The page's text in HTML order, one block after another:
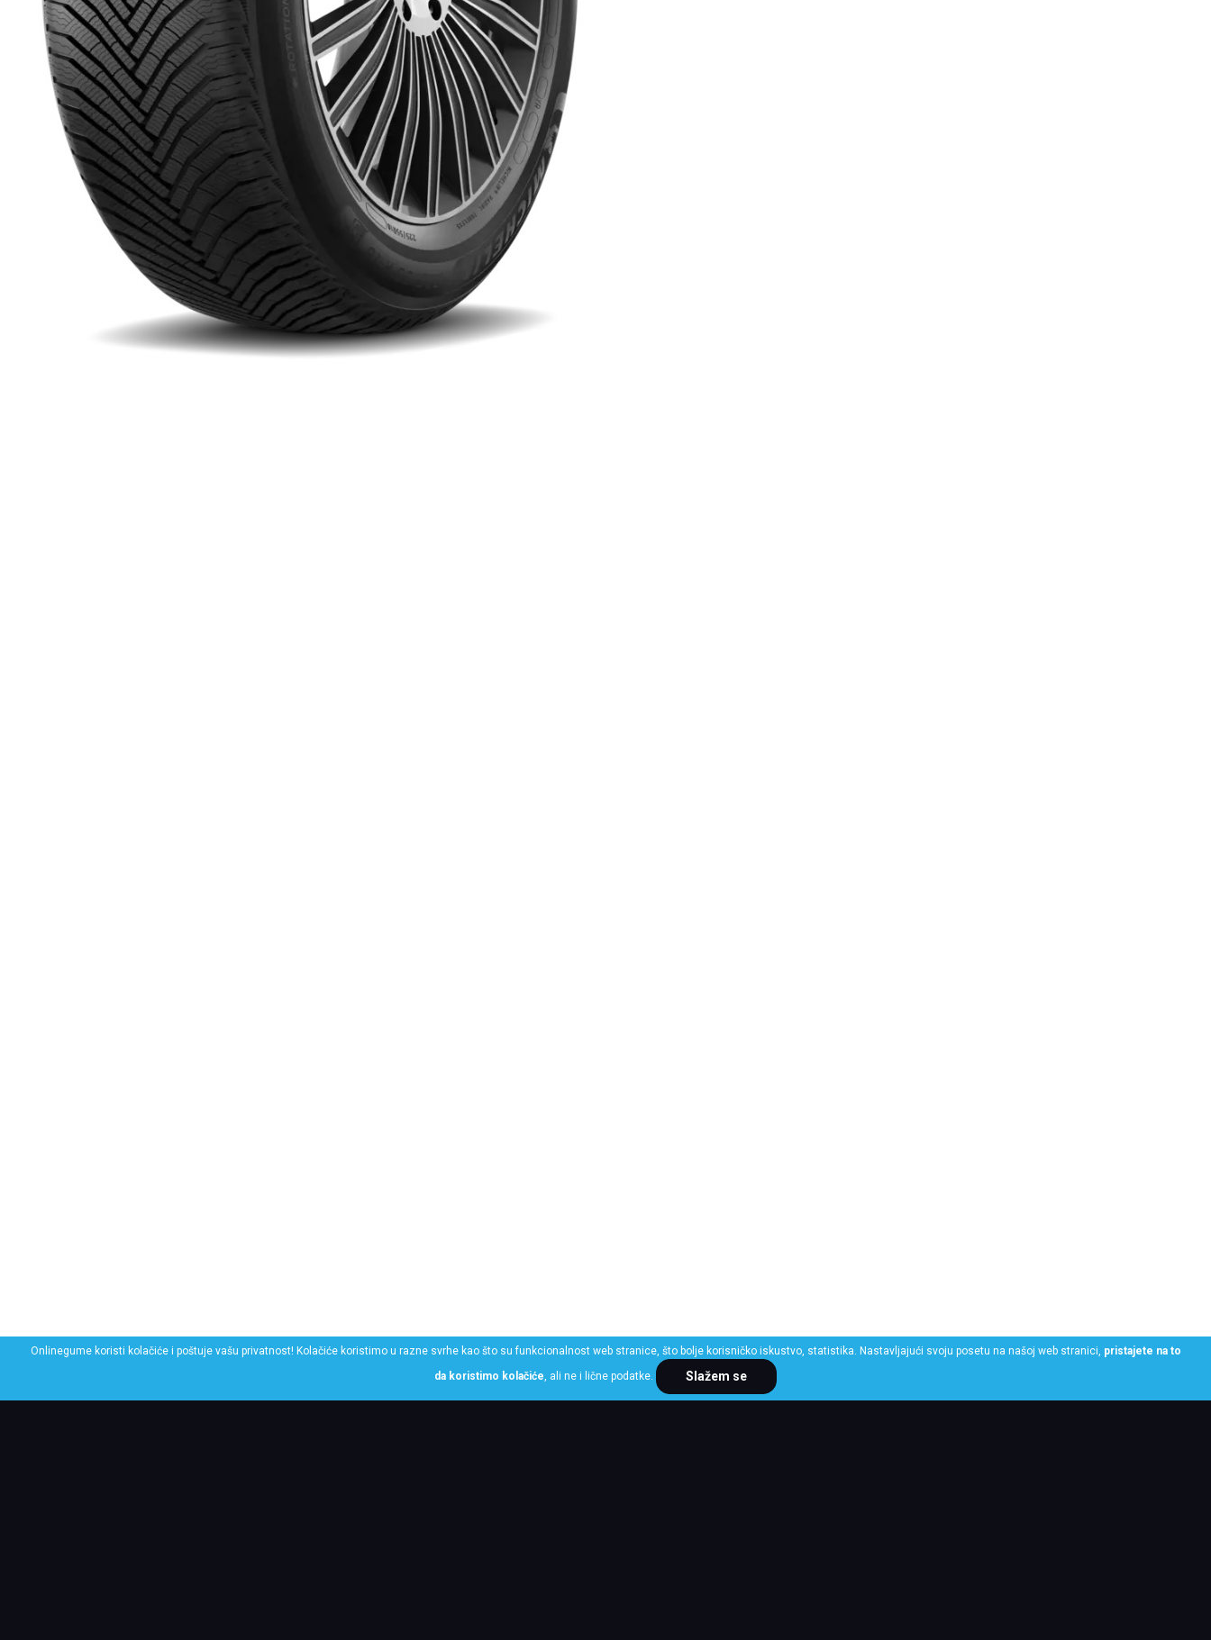
Onlinegume koristi kolačiće i poštuje vašu privatnost! Kolačiće koristimo u razne svrhe kao što su funkcionalnost web stranice, što bolje korisničko iskustvo, statistika. Nastavljajući svoju posetu na našoj web stranici, pristajete na to
da koristimo kolačiće , ali ne i lične podatke. Slažem se